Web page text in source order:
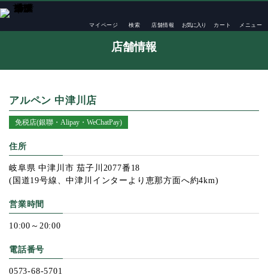
マイページ 検索 店舗情報 お気に入り カート メニュー
TOP
店舗情報
アルペン 中津川店
免税店(銀聯・Alipay・WeChatPay)
住所
岐阜県 中津川市 茄子川2077番18
(国道19号線、中津川インターより恵那方面へ約4km)
営業時間
10:00～20:00
電話番号
0573-68-5701